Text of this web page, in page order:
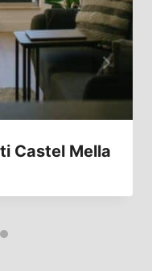
Castel Mella